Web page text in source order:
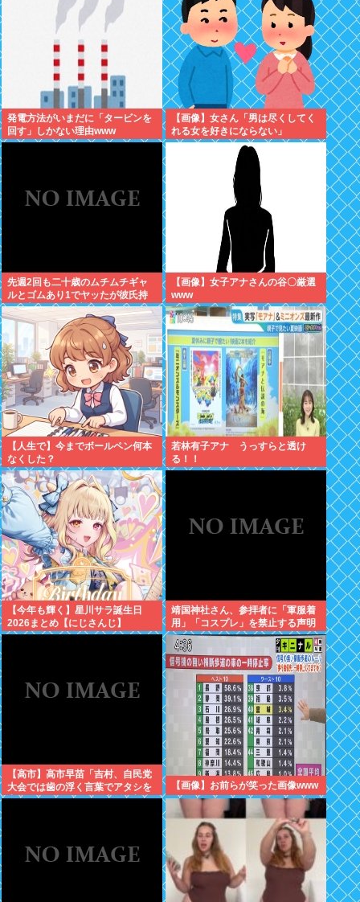
発電方法がいまだに「タービンを
回す」しかない理由www
【画像】女さん「男は尽くしてく
れる女を好きにならない」
先週2回も二十歳のムチムチギャ
ルとゴムあり1でヤッたが彼氏持
ちと判明して脳破壊されとる
【画像】女子アナさんの谷〇厳選
www
【人生で】今までボールペン何本
なくした？
若林有子アナ うっすらと透け
る！！
【今年も輝く】星川サラ誕生日
2026まとめ【にじさんじ】
靖国神社さん、参拝者に「軍服着
用」「コスプレ」を禁止する声明
を出してしまうwww
【高市】高市早苗「吉村、自民党
大会では歯の浮く言葉でアタシを
褒めちぎりなさい！」大阪維新吉
【画像】お前らが笑った画像www